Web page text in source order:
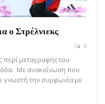
ο Στρέλνιεκς
0
περί μεταγραφής του
Με ανακοίνωση που
γνωστή την συμφωνία με